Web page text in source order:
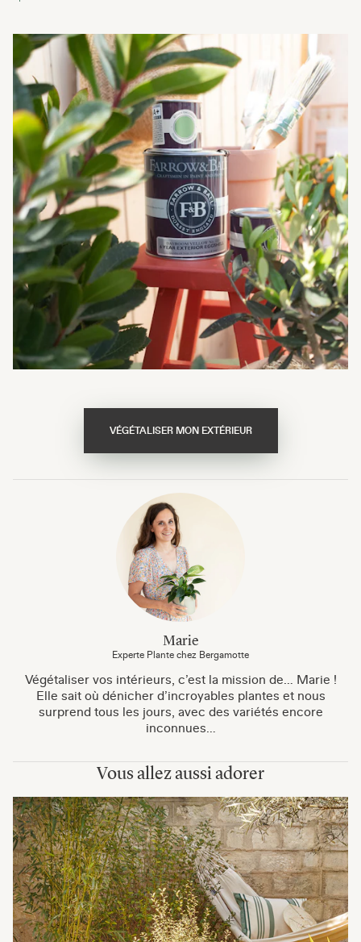
VÉGÉTALISER MON EXTÉRIEUR
Marie
Experte Plante chez Bergamotte
Végétaliser vos intérieurs, c’est la mission de… Marie !
Elle sait où dénicher d’incroyables plantes et nous
surprend tous les jours, avec des variétés encore
inconnues…
Vous allez aussi adorer